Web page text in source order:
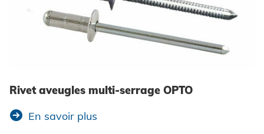
CAO Downloads
Certificats et documents
Rivet aveugles multi-serrage OPTO
En savoir plus